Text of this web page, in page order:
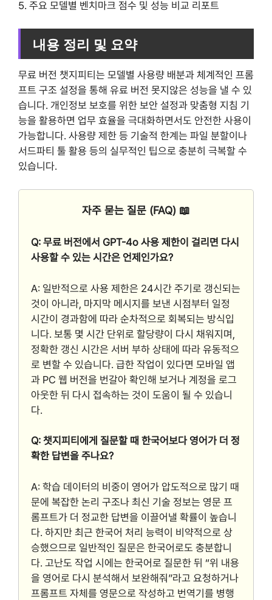
5. 주요 모델별 벤치마크 점수 및 성능 비교 리포트
내용 정리 및 요약
무료 버전 챗지피티는 모델별 사용량 배분과 체계적인 프롬
프트 구조 설정을 통해 유료 버전 못지않은 성능을 낼 수 있
습니다. 개인정보 보호를 위한 보안 설정과 맞춤형 지침 기
능을 활용하면 업무 효율을 극대화하면서도 안전한 사용이
가능합니다. 사용량 제한 등 기술적 한계는 파일 분할이나
서드파티 툴 활용 등의 실무적인 팁으로 충분히 극복할 수
있습니다.
자주 묻는 질문 (FAQ) 📖
Q: 무료 버전에서 GPT-4o 사용 제한이 걸리면 다시
사용할 수 있는 시간은 언제인가요?
A: 일반적으로 사용 제한은 24시간 주기로 갱신되는
것이 아니라, 마지막 메시지를 보낸 시점부터 일정
시간이 경과함에 따라 순차적으로 회복되는 방식입
니다. 보통 몇 시간 단위로 할당량이 다시 채워지며,
정확한 갱신 시간은 서버 부하 상태에 따라 유동적으
로 변할 수 있습니다. 급한 작업이 있다면 모바일 앱
과 PC 웹 버전을 번갈아 확인해 보거나 계정을 로그
아웃한 뒤 다시 접속하는 것이 도움이 될 수 있습니
다.
Q: 챗지피티에게 질문할 때 한국어보다 영어가 더 정
확한 답변을 주나요?
A: 학습 데이터의 비중이 영어가 압도적으로 많기 때
문에 복잡한 논리 구조나 최신 기술 정보는 영문 프
롬프트가 더 정교한 답변을 이끌어낼 확률이 높습니
다. 하지만 최근 한국어 처리 능력이 비약적으로 상
승했으므로 일반적인 질문은 한국어로도 충분합니
다. 고난도 작업 시에는 한국어로 질문한 뒤 “위 내용
을 영어로 다시 분석해서 보완해줘”라고 요청하거나
프롬프트 자체를 영문으로 작성하고 번역기를 병행